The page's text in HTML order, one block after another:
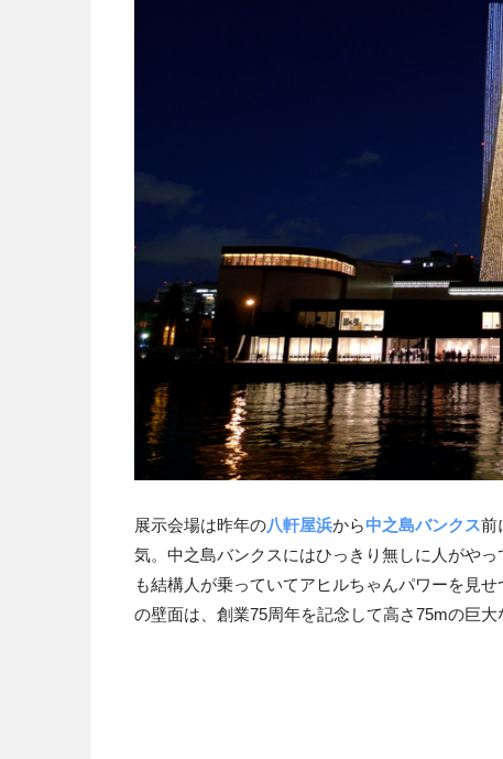
展示会場は昨年の八軒屋浜から中之島バンクス前
気。中之島バンクスにはひっきり無しに人がや
も結構人が乗っていてアヒルちゃんパワーを見
の壁面は、創業75周年を記念して高さ75mの巨